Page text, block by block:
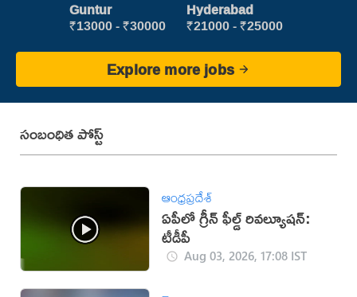
Guntur
₹13000 - ₹30000
Hyderabad
₹21000 - ₹25000
Explore more jobs
సంబంధిత పోస్ట్
ఆంధ్రప్రదేశ్
ఏపీలో గ్రీన్ ఫీల్డ్ రివల్యూషన్:
టీడీపీ
Aug 03, 2026, 17:08 IST